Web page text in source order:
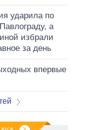
ударила по
а
избрали
за день
впервые